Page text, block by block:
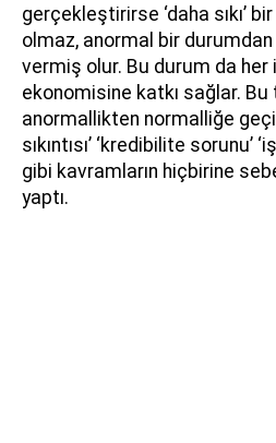
gerçekleştirirse ‘daha sıkı’
olmaz, anormal bir durumdan
vermiş olur. Bu durum da
ekonomisine katkı sağlar. Bu
anormallikten normalliğe
sıkıntısı’ ‘kredibilite sorunu’
gibi kavramların hiçbirine
yaptı.